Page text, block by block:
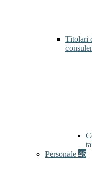
Titolari
Personale 46